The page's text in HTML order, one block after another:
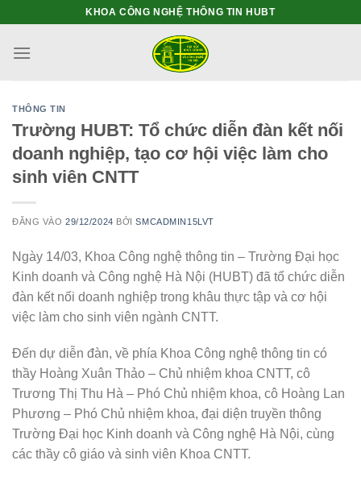
nội
KHOA CÔNG NGHỆ THÔNG TIN HUBT
THÔNG TIN
Trường HUBT: Tổ chức diễn đàn kết nối
doanh nghiệp, tạo cơ hội việc làm cho
sinh viên CNTT
ĐĂNG VÀO29/12/2024 BỞISMCADMIN15LVT
Ngày 14/03, Khoa Công nghệ thông tin – Trường Đại học
Kinh doanh và Công nghệ Hà Nội (HUBT) đã tổ chức diễn
đàn kết nối doanh nghiệp trong khâu thực tập và cơ hội
việc làm cho sinh viên ngành CNTT.
Đến dự diễn đàn, về phía Khoa Công nghệ thông tin có
thầy Hoàng Xuân Thảo – Chủ nhiệm khoa CNTT, cô
Trương Thị Thu Hà – Phó Chủ nhiệm khoa, cô Hoàng Lan
Phương – Phó Chủ nhiệm khoa, đại diện truyền thông
Trường Đại học Kinh doanh và Công nghệ Hà Nội, cùng
các thầy cô giáo và sinh viên Khoa CNTT.